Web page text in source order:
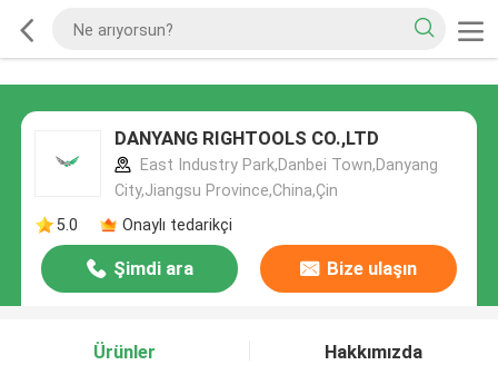
DANYANG RIGHTOOLS CO.,LTD
East Industry Park,Danbei Town,Danyang
City,Jiangsu Province,China,Çin
5.0
Onaylı tedarikçi
Şimdi ara Bize ulaşın
Ürünler Hakkımızda